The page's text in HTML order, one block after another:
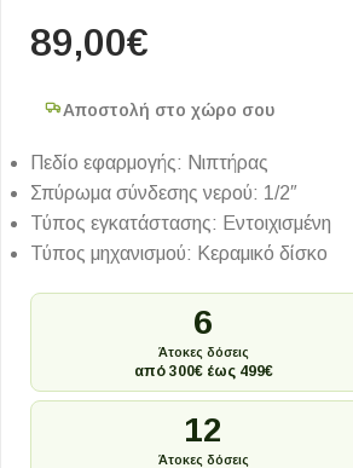
89,00€
Αποστολή στο χώρο σου
Πεδίο εφαρμογής: Νιπτήρας
Σπύρωμα σύνδεσης νερού: 1/2″
Τύπος εγκατάστασης: Εντοιχισμένη
Τύπος μηχανισμού: Κεραμικό δίσκο
6
Άτοκες δόσεις
από 300€ έως 499€
12
Άτοκες δόσεις